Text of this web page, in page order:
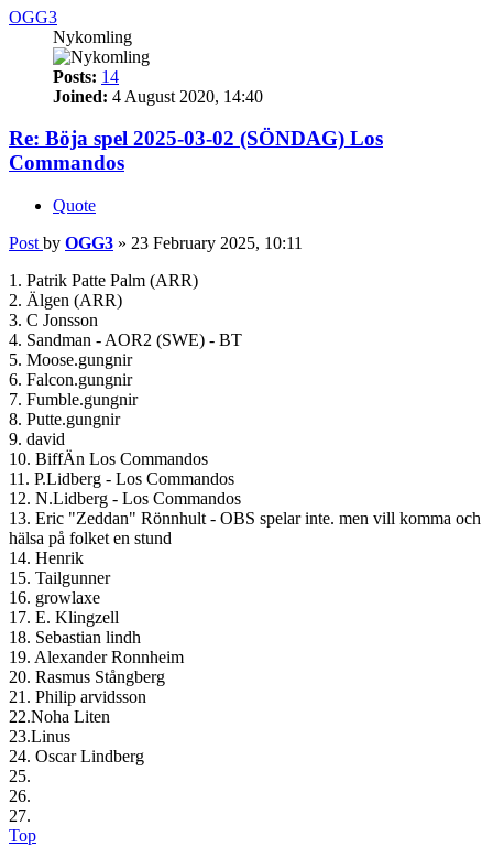
OGG3
Nykomling
Posts: 14
Joined: 4 August 2020, 14:40
Re: Böja spel 2025-03-02 (SÖNDAG) Los
Commandos
Quote
Post by OGG3 » 23 February 2025, 10:11
1. Patrik Patte Palm (ARR)
2. Älgen (ARR)
3. C Jonsson
4. Sandman - AOR2 (SWE) - BT
5. Moose.gungnir
6. Falcon.gungnir
7. Fumble.gungnir
8. Putte.gungnir
9. david
10. BiffÄn Los Commandos
11. P.Lidberg - Los Commandos
12. N.Lidberg - Los Commandos
13. Eric "Zeddan" Rönnhult - OBS spelar inte. men vill komma och
hälsa på folket en stund
14. Henrik
15. Tailgunner
16. growlaxe
17. E. Klingzell
18. Sebastian lindh
19. Alexander Ronnheim
20. Rasmus Stångberg
21. Philip arvidsson
22.Noha Liten
23.Linus
24. Oscar Lindberg
25.
26.
27.
Top